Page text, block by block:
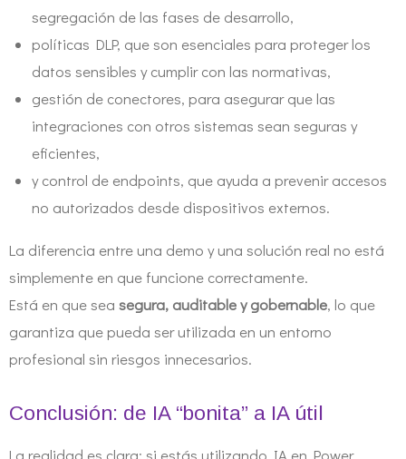
segregación de las fases de desarrollo,
políticas DLP, que son esenciales para proteger los
datos sensibles y cumplir con las normativas,
gestión de conectores, para asegurar que las
integraciones con otros sistemas sean seguras y
eficientes,
y control de endpoints, que ayuda a prevenir accesos
no autorizados desde dispositivos externos.
La diferencia entre una demo y una solución real no está
simplemente en que funcione correctamente.
Está en que sea segura, auditable y gobernable, lo que
garantiza que pueda ser utilizada en un entorno
profesional sin riesgos innecesarios.
Conclusión: de IA “bonita” a IA útil